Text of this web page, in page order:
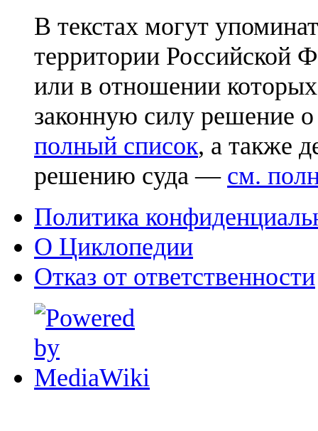
В текстах могут
территории Российской
или в отношении
законную силу решение
полный список, а также
решению суда — см.
Политика
О Циклопедии
Отказ от ответственности